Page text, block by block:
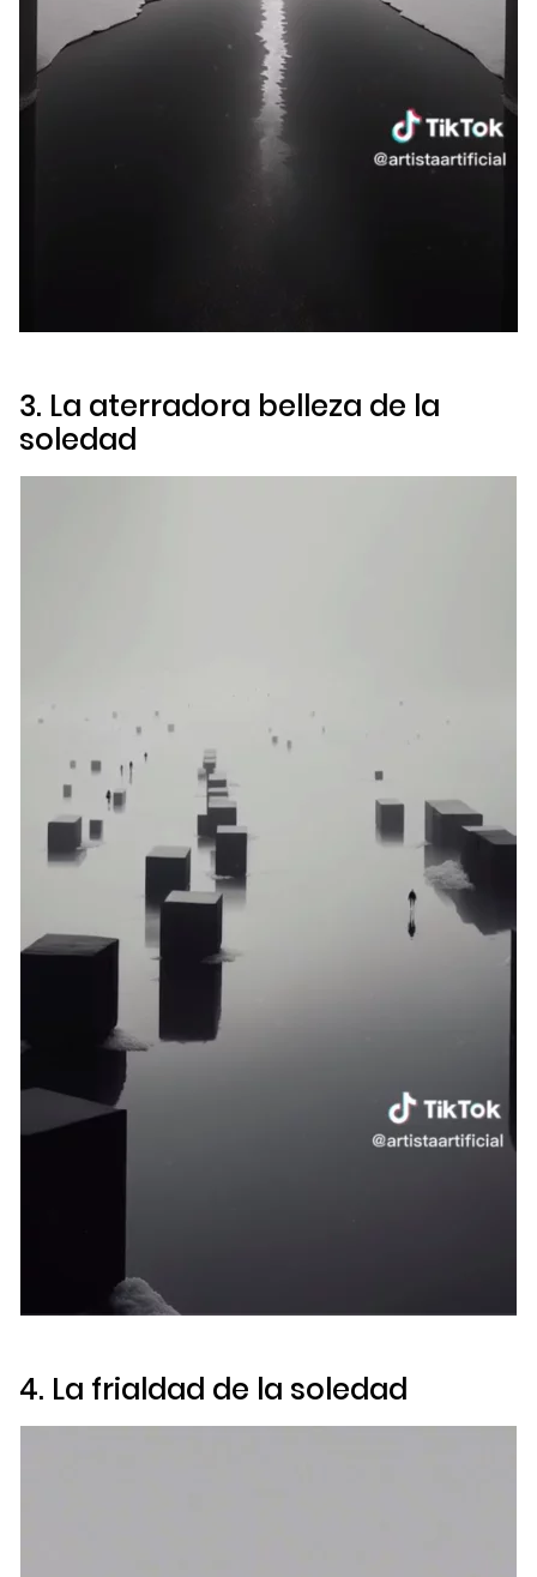
3. La aterradora belleza de la
soledad
4. La frialdad de la soledad